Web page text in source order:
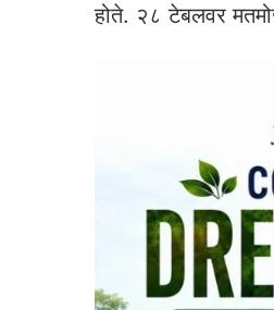
होते. २८ टेबलवर